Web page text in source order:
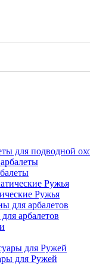
для подводной
Ружья
арбалетов
для Ружей